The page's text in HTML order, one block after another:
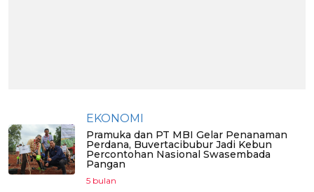
EKONOMI
Pramuka dan PT MBI Gelar Penanaman
Perdana, Buvertacibubur Jadi Kebun
Percontohan Nasional Swasembada
Pangan
5 bulan